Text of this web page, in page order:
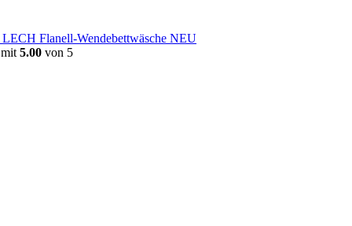
LECH Flanell-Wendebettwäsche NEU
5.00 von 5